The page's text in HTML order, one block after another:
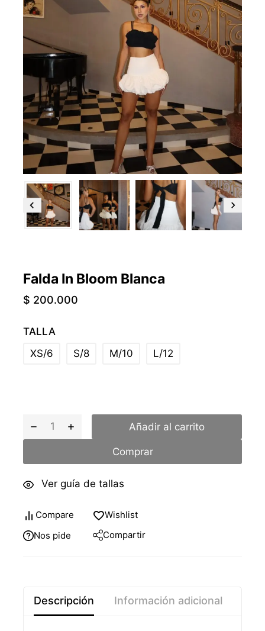
Falda In Bloom Blanca
$ 200.000
TALLA
XS/6
S/8 M/10 L/12
Añadir al carrito
Comprar
Ver guía de tallas
Compare
Wishlist
Nos pide
Compartir
Descripción Información adicional